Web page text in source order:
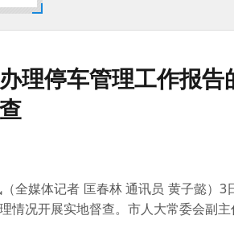
理停车管理工作报
全媒体记者 匡春林 通讯员 黄子懿）
情况开展实地督查。市人大常委会副主